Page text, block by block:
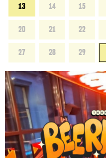
13 14 15
20 21 22
27 28 29